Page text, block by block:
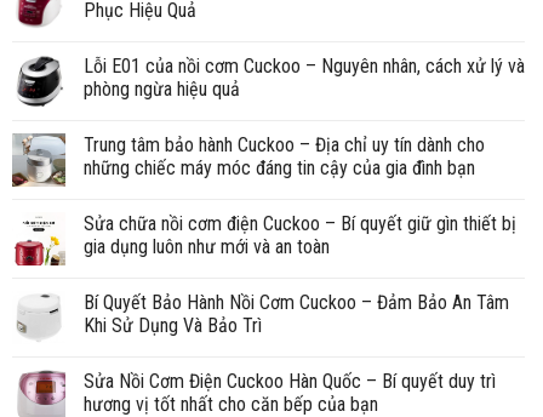
Phục Hiệu Quả
Lỗi E01 của nồi cơm Cuckoo – Nguyên nhân, cách xử lý và
phòng ngừa hiệu quả
Trung tâm bảo hành Cuckoo – Địa chỉ uy tín dành cho
những chiếc máy móc đáng tin cậy của gia đình bạn
Sửa chữa nồi cơm điện Cuckoo – Bí quyết giữ gìn thiết bị
gia dụng luôn như mới và an toàn
Bí Quyết Bảo Hành Nồi Cơm Cuckoo – Đảm Bảo An Tâm
Khi Sử Dụng Và Bảo Trì
Sửa Nồi Cơm Điện Cuckoo Hàn Quốc – Bí quyết duy trì
hương vị tốt nhất cho căn bếp của bạn